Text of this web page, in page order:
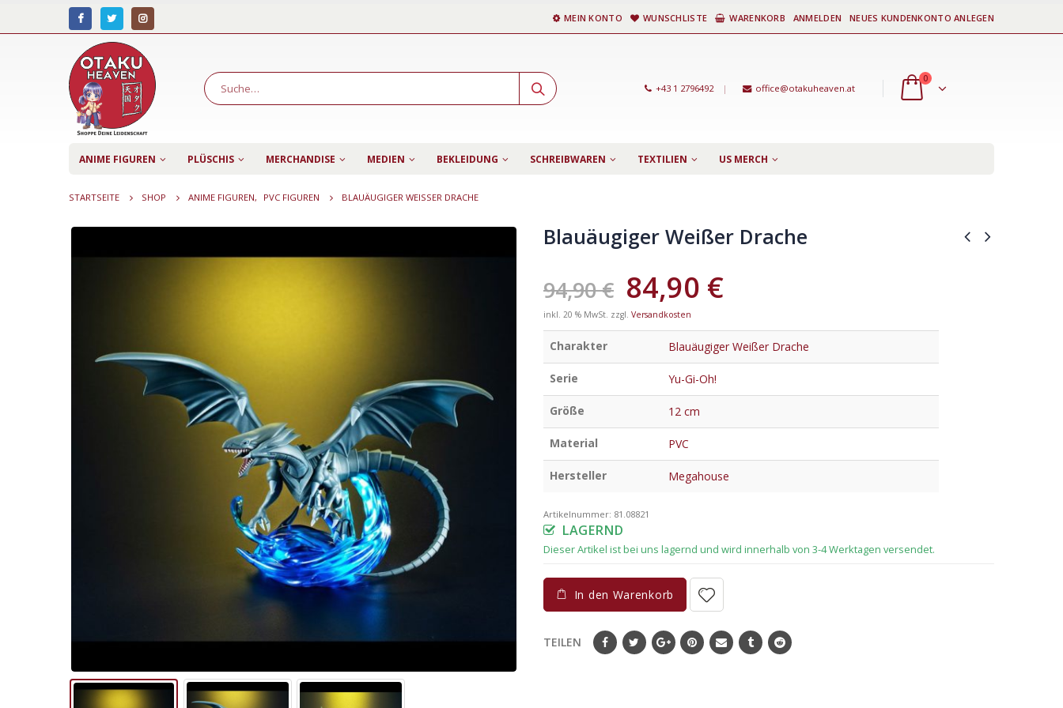
MEIN KONTO WUNSCHLISTE WARENKORB ANMELDEN NEUES KUNDENKONTO ANLEGEN
+43 1 2796492 | office@otakuheaven.at
0
ANIME FIGUREN PLÜSCHIS MERCHANDISE MEDIEN BEKLEIDUNG SCHREIBWAREN TEXTILIEN US MERCH
STARTSEITE SHOP ANIME FIGUREN, PVC FIGUREN BLAUÄUGIGER WEISSER DRACHE
Blauäugiger Weißer Drache
94,90€ 84,90 €
inkl. 20 % MwSt. zzgl. Versandkosten
Charakter Blauäugiger Weißer Drache
Serie Yu-Gi-Oh!
Größe 12 cm
Material PVC
Hersteller Megahouse
Artikelnummer: 81.08821
LAGERND
In den Warenkorb
TEILEN